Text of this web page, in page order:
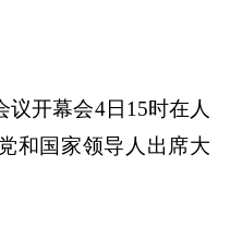
开幕会4日15时在人
和国家领导人出席大